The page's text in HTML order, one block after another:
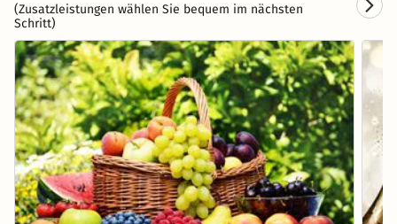
(Zusatzleistungen wählen Sie bequem im nächsten
Schritt)